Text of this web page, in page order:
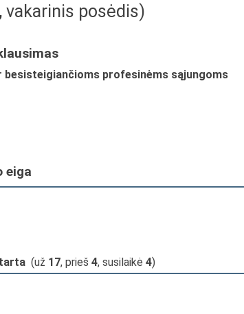
vakarinis posėdis)
besisteigiančioms profesinėms sąjungoms
eiga
(už 17, prieš 4, susilaikė 4)